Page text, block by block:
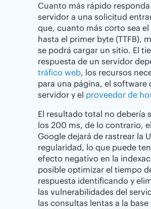
Cuanto más rápido
servidor a una solicitud
que, cuanto más corto sea
hasta el primer byte (TTFB),
se podrá cargar un sitio. El
respuesta de un servidor
tráfico web, los recursos
para una página, el software
servidor y el proveedor de
El resultado total no debería
los 200 ms, de lo contrario,
Google dejará de rastrear la
regularidad, lo que puede
efecto negativo en la
posible optimizar el tiempo
respuesta identificando y
las vulnerabilidades del
las consultas lentas a la